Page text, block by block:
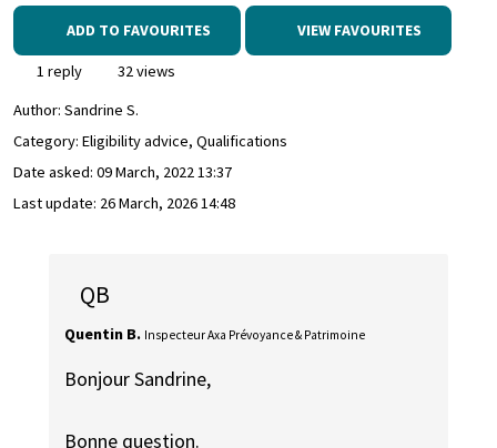
ADD TO FAVOURITES VIEW FAVOURITES
1 reply
32 views
Author: Sandrine S.
Category: Eligibility advice, Qualifications
Date asked: 09 March, 2022 13:37
Last update: 26 March, 2026 14:48
QB
Quentin B. Inspecteur Axa Prévoyance & Patrimoine
Bonjour Sandrine,
Bonne question.